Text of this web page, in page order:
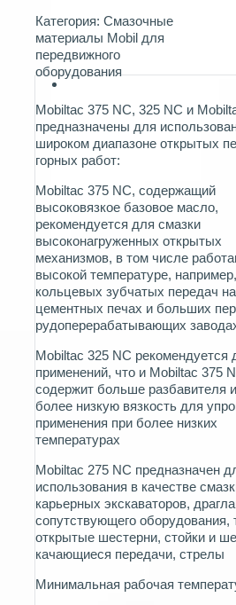
Категория: Смазочные
материалы Mobil для
передвижного
оборудования
Mobiltac 375 NC, 325 NC и
предназначены для
широком диапазоне открытых
горных работ:
Mobiltac 375 NC, содержащий
высоковязкое базовое масло,
рекомендуется для смазки
высоконагруженных открытых
механизмов, в том числе
высокой температуре, например,
кольцевых зубчатых передач на
цементных печах и больших
рудоперерабатывающих
Mobiltac 325 NC рекомендуется
применений, что и Mobiltac 375
содержит больше разбавителя
более низкую вязкость для
применения при более низких
температурах
Mobiltac 275 NC предназначен
использования в качестве
карьерных экскаваторов,
сопутствующего оборудования,
открытые шестерни, стойки и
качающиеся передачи, стрелы
Минимальная рабочая